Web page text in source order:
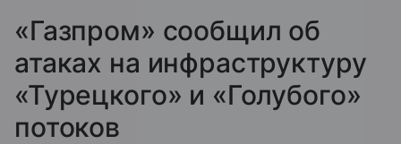
«Газпром» сообщил об
атаках на инфраструктуру
«Турецкого» и «Голубого»
потоков